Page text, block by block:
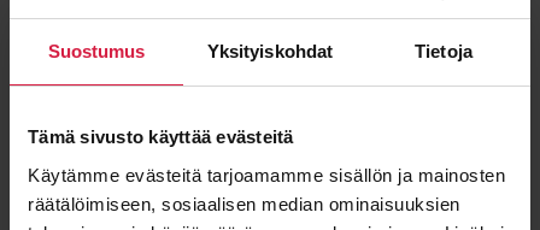
Suostumus Yksityiskohdat Tietoja
Tämä sivusto käyttää evästeitä
Käytämme evästeitä tarjoamamme sisällön ja mainosten
räätälöimiseen, sosiaalisen median ominaisuuksien
Förnamn